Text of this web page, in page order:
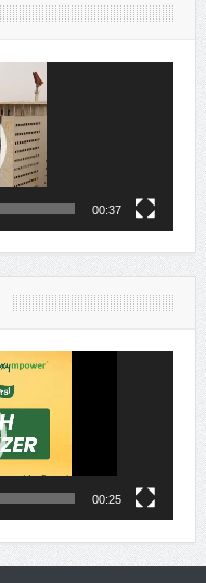
00:37
00:25